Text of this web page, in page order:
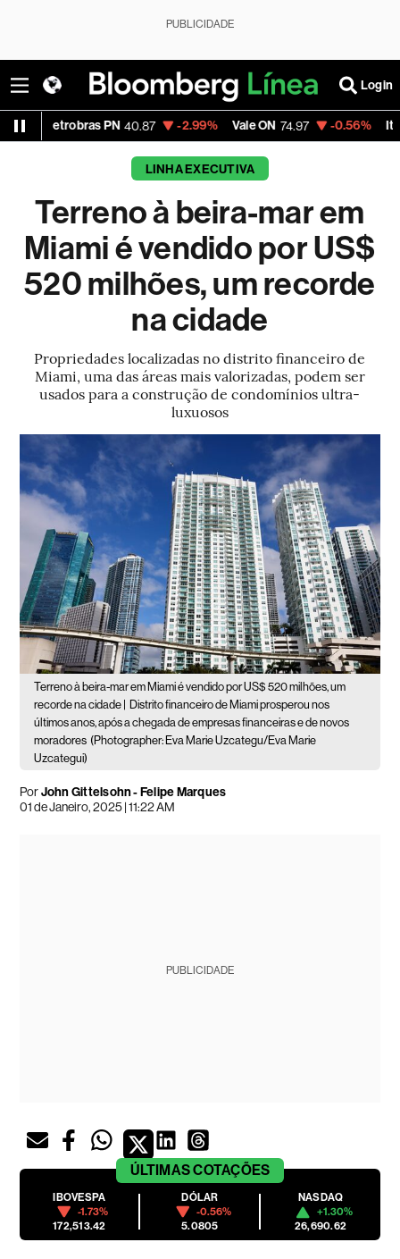
PUBLICIDADE
Login
PN 40.87 -2.99% Vale ON 74.97 -0.56% Itaú PN 40.75
LINHA EXECUTIVA
Terreno à beira-mar em
Miami é vendido por US$
520 milhões, um recorde
na cidade
Propriedades localizadas no distrito financeiro de
Miami, uma das áreas mais valorizadas, podem ser
usados para a construção de condomínios ultra-
luxuosos
Terreno à beira-mar em Miami é vendido por US$ 520 milhões, um
recorde na cidade |
Distrito financeiro de Miami prosperou nos
últimos anos, após a chegada de empresas financeiras e de novos
moradores (Photographer: Eva Marie Uzcategu/Eva Marie
Uzcategui)
PorJohn Gittelsohn - Felipe Marques
01 de Janeiro, 2025 | 11:22 AM
PUBLICIDADE
ÚLTIMASCOTAÇÕES
IBOVESPA
-1.73%
172,513.42
DÓLAR
-0.56%
5.0805
NASDAQ
+1.30%
26,690.62